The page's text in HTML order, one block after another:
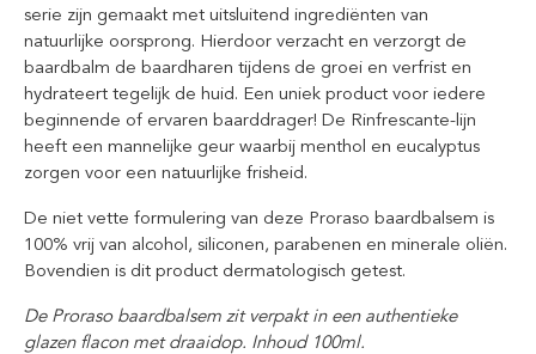
serie zijn gemaakt met uitsluitend ingrediënten van
natuurlijke oorsprong. Hierdoor verzacht en verzorgt de
baardbalm de baardharen tijdens de groei en verfrist en
hydrateert tegelijk de huid. Een uniek product voor iedere
beginnende of ervaren baarddrager! De Rinfrescante-lijn
heeft een mannelijke geur waarbij menthol en eucalyptus
zorgen voor een natuurlijke frisheid.
De niet vette formulering van deze Proraso baardbalsem is
100% vrij van alcohol, siliconen, parabenen en minerale oliën.
Bovendien is dit product dermatologisch getest.
De Proraso baardbalsem zit verpakt in een authentieke
glazen flacon met draaidop. Inhoud 100ml.